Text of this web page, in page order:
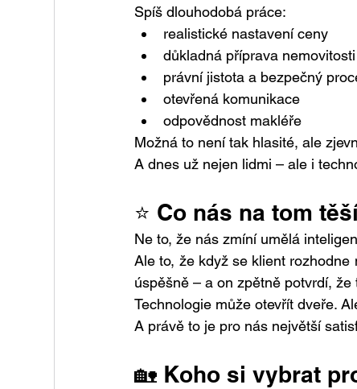
Spíš dlouhodobá práce:
realistické nastavení ceny
důkladná příprava nemovitosti
právní jistota a bezpečný
otevřená komunikace
odpovědnost makléře
Možná to není tak hlasité, ale
A dnes už nejen lidmi – ale i
⭐ Co nás na tom
Ne to, že nás zmíní umělá
Ale to, že když se klient
úspěšně – a on zpětně potvrdí,
Technologie může otevřít dveře.
A právě to je pro nás největší
🏡 Koho si vybrat